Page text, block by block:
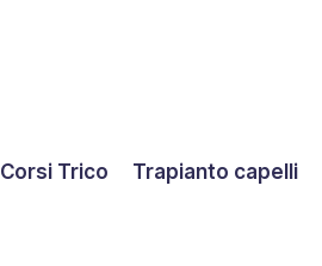
Corsi Trico Trapianto capelli